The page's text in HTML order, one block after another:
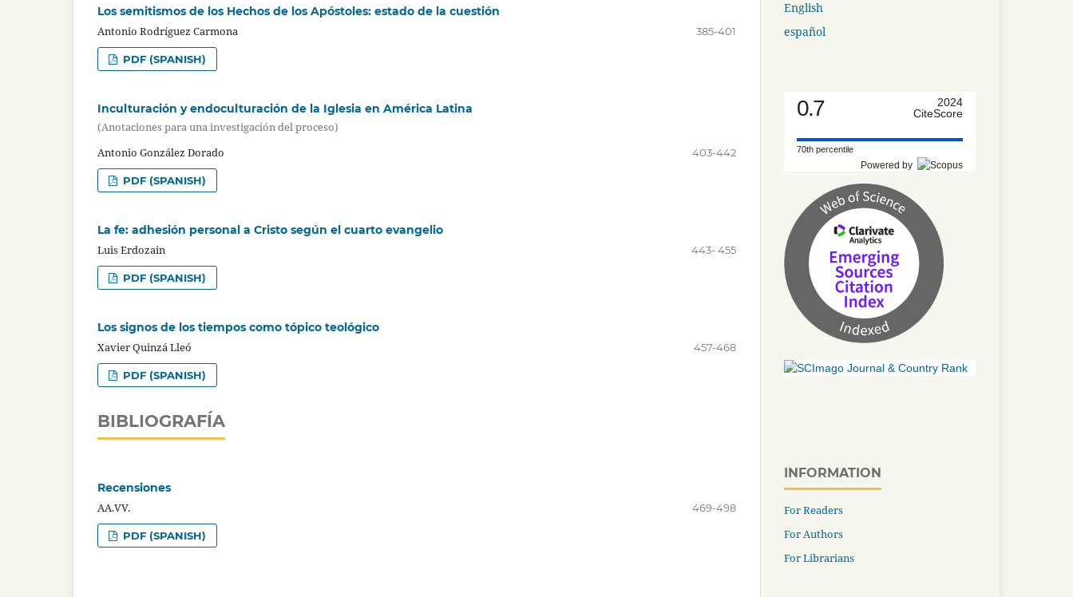
Los semitismos de los Hechos de los Apóstoles: estado de la cuestión
Antonio Rodríguez Carmona
385-401
PDF (SPANISH)
Inculturación y endoculturación de la Iglesia en América Latina
(Anotaciones para una investigación del proceso)
Antonio González Dorado
403-442
PDF (SPANISH)
La fe: adhesión personal a Cristo según el cuarto evangelio
Luis Erdozain
443- 455
PDF (SPANISH)
Los signos de los tiempos como tópico teológico
Xavier Quinzá Lleó
457-468
PDF (SPANISH)
BIBLIOGRAFÍA
Recensiones
AA.VV.
469-498
PDF (SPANISH)
English
español
0.7
2024
CiteScore
70th percentile
Powered by
INFORMATION
For Readers
For Authors
For Librarians